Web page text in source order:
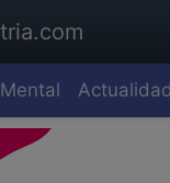
Actualidad